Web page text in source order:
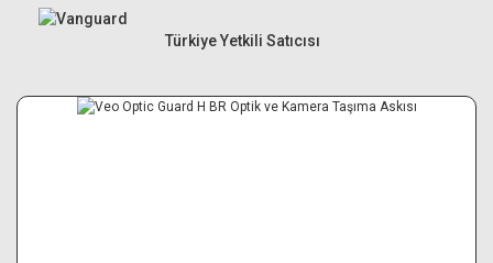
Türkiye Yetkili Satıcısı